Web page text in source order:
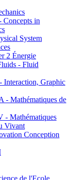
in
System
2 Énergie
- Fluid
Graphic
Mathématiques de
Mathématiques
Vivant
Conception
de l'Ecole